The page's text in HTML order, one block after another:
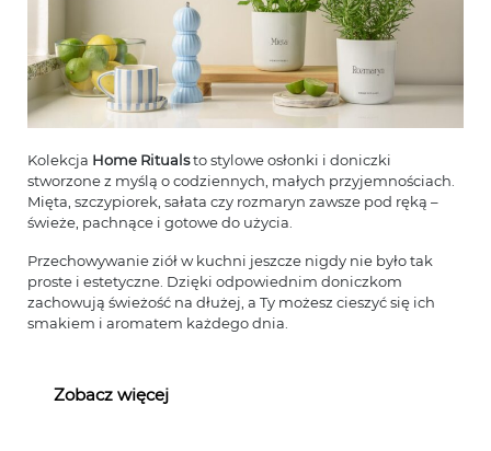
Kolekcja Home Ritualsto stylowe osłonki i doniczki
stworzone z myślą o codziennych, małych przyjemnościach.
Mięta, szczypiorek, sałata czy rozmaryn zawsze pod ręką –
świeże, pachnące i gotowe do użycia.
Przechowywanie ziół w kuchni jeszcze nigdy nie było tak
proste i estetyczne. Dzięki odpowiednim doniczkom
zachowują świeżość na dłużej, a Ty możesz cieszyć się ich
smakiem i aromatem każdego dnia.
Zobacz więcej